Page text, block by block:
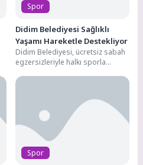
Spor
Didim Belediyesi Sağlıklı
Yaşamı Hareketle Destekliyor
Didim Belediyesi, ücretsiz sabah
egzersizleriyle halkı sporla
Haftanın farklı günlerinde dört
Spor